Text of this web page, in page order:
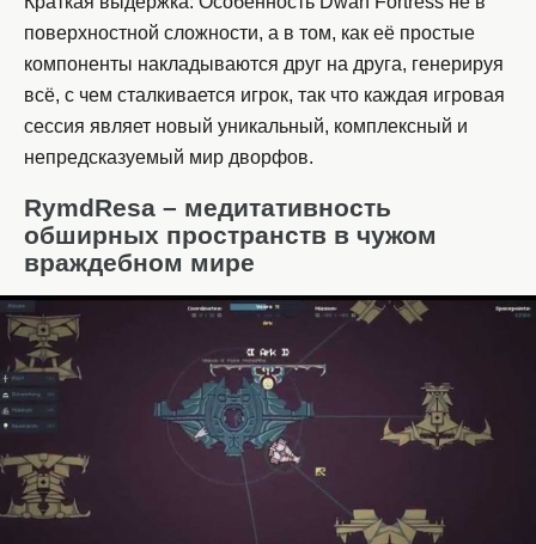
поверхностной сложности, а в том, как её простые
компоненты накладываются друг на друга, генерируя
всё, с чем сталкивается игрок, так что каждая игровая
сессия являет новый уникальный, комплексный и
непредсказуемый мир дворфов.
RymdResa – медитативность
обширных пространств в чужом
враждебном мире